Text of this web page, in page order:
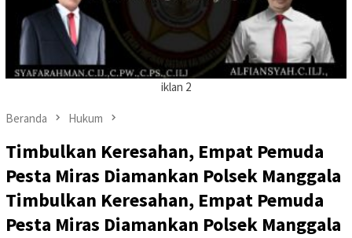
iklan 2
Beranda Hukum
Timbulkan Keresahan, Empat Pemuda
Pesta Miras Diamankan Polsek Manggala
Timbulkan Keresahan, Empat Pemuda
Pesta Miras Diamankan Polsek Manggala